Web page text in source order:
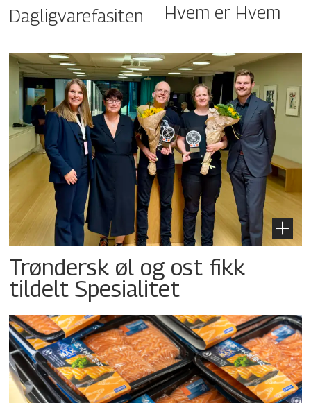
Dagligvarefasiten Hvem er Hvem
Trøndersk øl og ost fikk
tildelt Spesialitet